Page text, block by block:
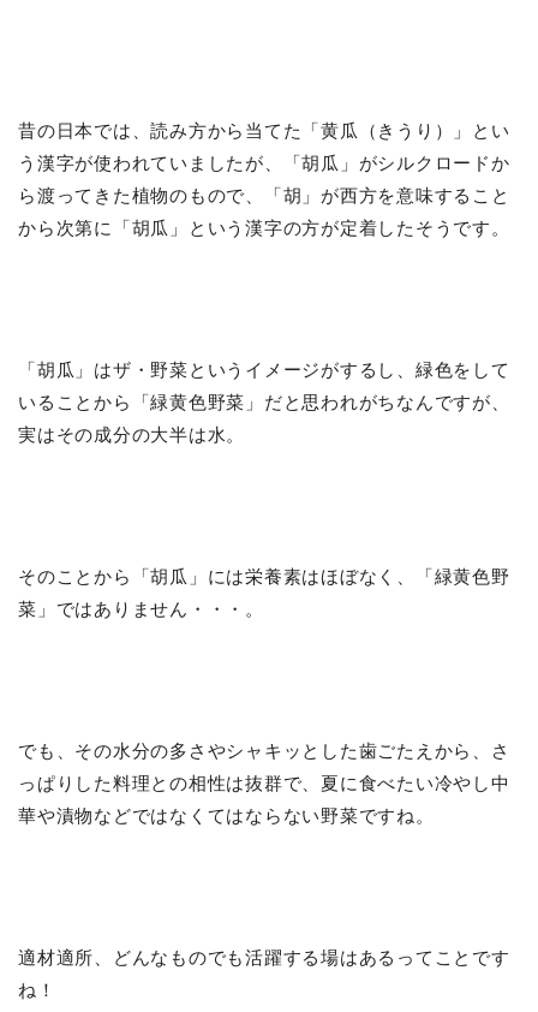
昔の日本では、読み方から当てた「黄瓜（きうり）」とい
う漢字が使われていましたが、「胡瓜」がシルクロードか
ら渡ってきた植物のもので、「胡」が西方を意味すること
から次第に「胡瓜」という漢字の方が定着したそうです。
「胡瓜」はザ・野菜というイメージがするし、緑色をして
いることから「緑黄色野菜」だと思われがちなんですが、
実はその成分の大半は水。
そのことから「胡瓜」には栄養素はほぼなく、「緑黄色野
菜」ではありません・・・。
でも、その水分の多さやシャキッとした歯ごたえから、さ
っぱりした料理との相性は抜群で、夏に食べたい冷やし中
華や漬物などではなくてはならない野菜ですね。
適材適所、どんなものでも活躍する場はあるってことです
ね！